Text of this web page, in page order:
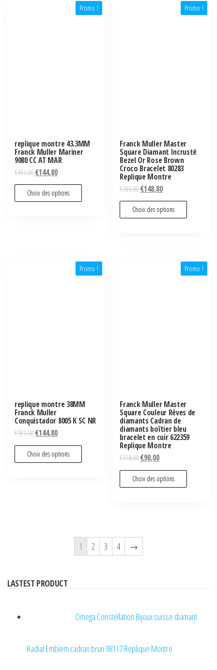
Promo !
replique montre 43.3MM
Franck Muller Mariner
9080 CC AT MAR
€181,00€144,80
Choix des options
Promo !
Franck Muller Master
Square Diamant Incrusté
Bezel Or Rose Brown
Croco Bracelet 80283
Replique Montre
€186,00€148,80
Choix des options
Promo !
replique montre 38MM
Franck Muller
Conquistador 8005 K SC NR
€181,00€144,80
Choix des options
Promo !
Franck Muller Master
Square Couleur Rêves de
diamants Cadran de
diamants boîtier bleu
bracelet en cuir 622359
Replique Montre
€314,00€90,00
Choix des options
1 2 3 4 →
LASTEST PRODUCT
Omega Constellation Bijoux suisse diamant
Radial Emblem cadran brun 98117 Replique Montre